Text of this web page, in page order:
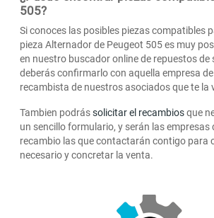
505?
Si conoces las posibles piezas compatibles
pieza Alternador de Peugeot 505 es muy
en nuestro buscador online de repuestos de
deberás confirmarlo con aquella empresa
recambista de nuestros asociados que te la
Tambien podrássolicitar el recambiosque
un sencillo formulario, y serán las empresas
recambio las que contactarán contigo para
necesario y concretar la venta.